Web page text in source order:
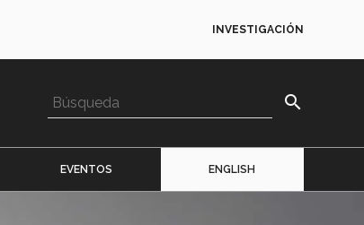
INVESTIGACIÓN
search
EVENTOS ENGLISH